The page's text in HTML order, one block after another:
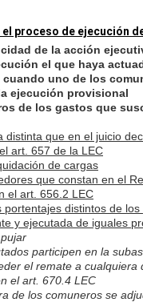
proceso de ejecución
de la acción
el que haya
uno de los
ejecución provisional
de los gastos que
distinta que en el juicio
art. 657 de la LEC
de cargas
que constan en el
el art. 656.2 LEC
portentajes distintos de
y ejecutada de iguales
participen en la
el remate a cualquiera
el art. 670.4 LEC
de los comuneros se